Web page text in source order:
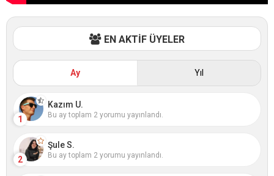
EN AKTİF ÜYELER
Ay Yıl
1
Kazım U.
Bu ay toplam 2 yorumu yayınlandı.
2
Şule S.
Bu ay toplam 2 yorumu yayınlandı.